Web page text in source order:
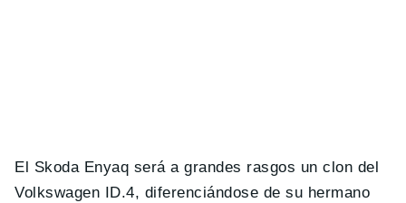
El Skoda Enyaq será a grandes rasgos un clon del
Volkswagen ID.4, diferenciándose de su hermano